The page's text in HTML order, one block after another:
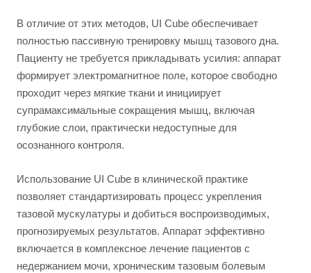
В отличие от этих методов, UI Cube обеспечивает
полностью пассивную тренировку мышц тазового дна.
Пациенту не требуется прикладывать усилия: аппарат
формирует электромагнитное поле, которое свободно
проходит через мягкие ткани и инициирует
супрамаксимальные сокращения мышц, включая
глубокие слои, практически недоступные для
осознанного контроля.
Использование UI Cube в клинической практике
позволяет стандартизировать процесс укрепления
тазовой мускулатуры и добиться воспроизводимых,
прогнозируемых результатов. Аппарат эффективно
включается в комплексное лечение пациентов с
недержанием мочи, хроническим тазовым болевым